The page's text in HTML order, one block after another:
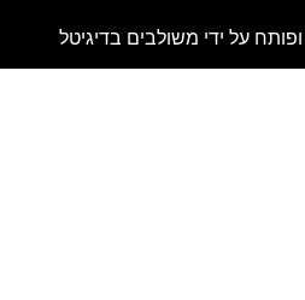
ידי משולבים בדיגיטל